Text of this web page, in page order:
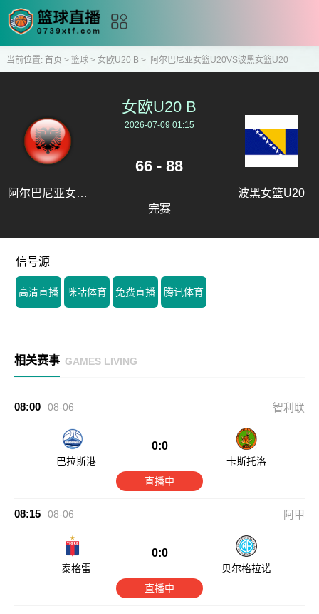
当前位置: 首页 > 篮球> 女欧U20 B> 阿尔巴尼亚女篮U20VS波黑女篮U20
阿尔巴尼亚女篮
女欧U20 B
2026-07-09 01:15
66 - 88
完赛
波黑女篮U20
信号源
高清直播 咪咕体育 免费直播 腾讯体育
相关赛事 GAMES LIVING
08:00 08-06 智利联
巴拉斯港
0:0
卡斯托洛
直播中
08:15 08-06 阿甲
泰格雷
0:0
贝尔格拉诺
直播中